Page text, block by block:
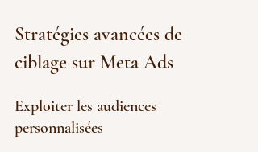
Stratégies avancées de
ciblage sur Meta Ads
Exploiter les audiences
personnalisées